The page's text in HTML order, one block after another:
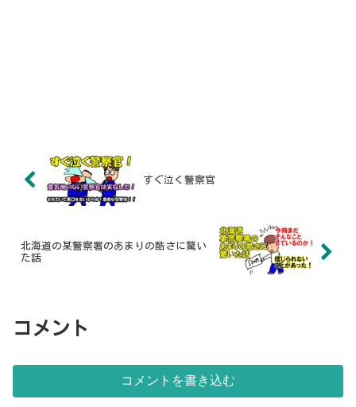
すぐ泣く警察官
北海道の某警察署のあまりの酷さに驚い
た話
コメント
コメントを書き込む